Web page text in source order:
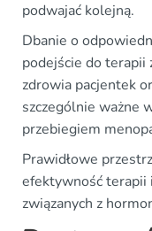
podwajać kolejną.
Dbanie o
podejście do terapii
zdrowia pacjentek
szczególnie ważne
przebiegiem
Prawidłowe
efektywność terapii
związanych z